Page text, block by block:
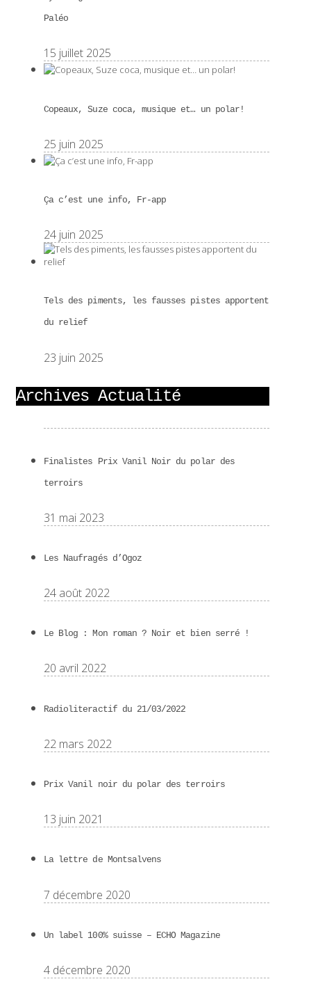
Paléo
15 juillet 2025
Copeaux, Suze coca, musique et… un polar!
25 juin 2025
Ça c’est une info, Fr-app
24 juin 2025
Tels des piments, les fausses pistes apportent
du relief
23 juin 2025
Archives Actualité
Finalistes Prix Vanil Noir du polar des
terroirs
31 mai 2023
Les Naufragés d’Ogoz
24 août 2022
Le Blog : Mon roman ? Noir et bien serré !
20 avril 2022
Radioliteractif du 21/03/2022
22 mars 2022
Prix Vanil noir du polar des terroirs
13 juin 2021
La lettre de Montsalvens
7 décembre 2020
Un label 100% suisse – ECHO Magazine
4 décembre 2020